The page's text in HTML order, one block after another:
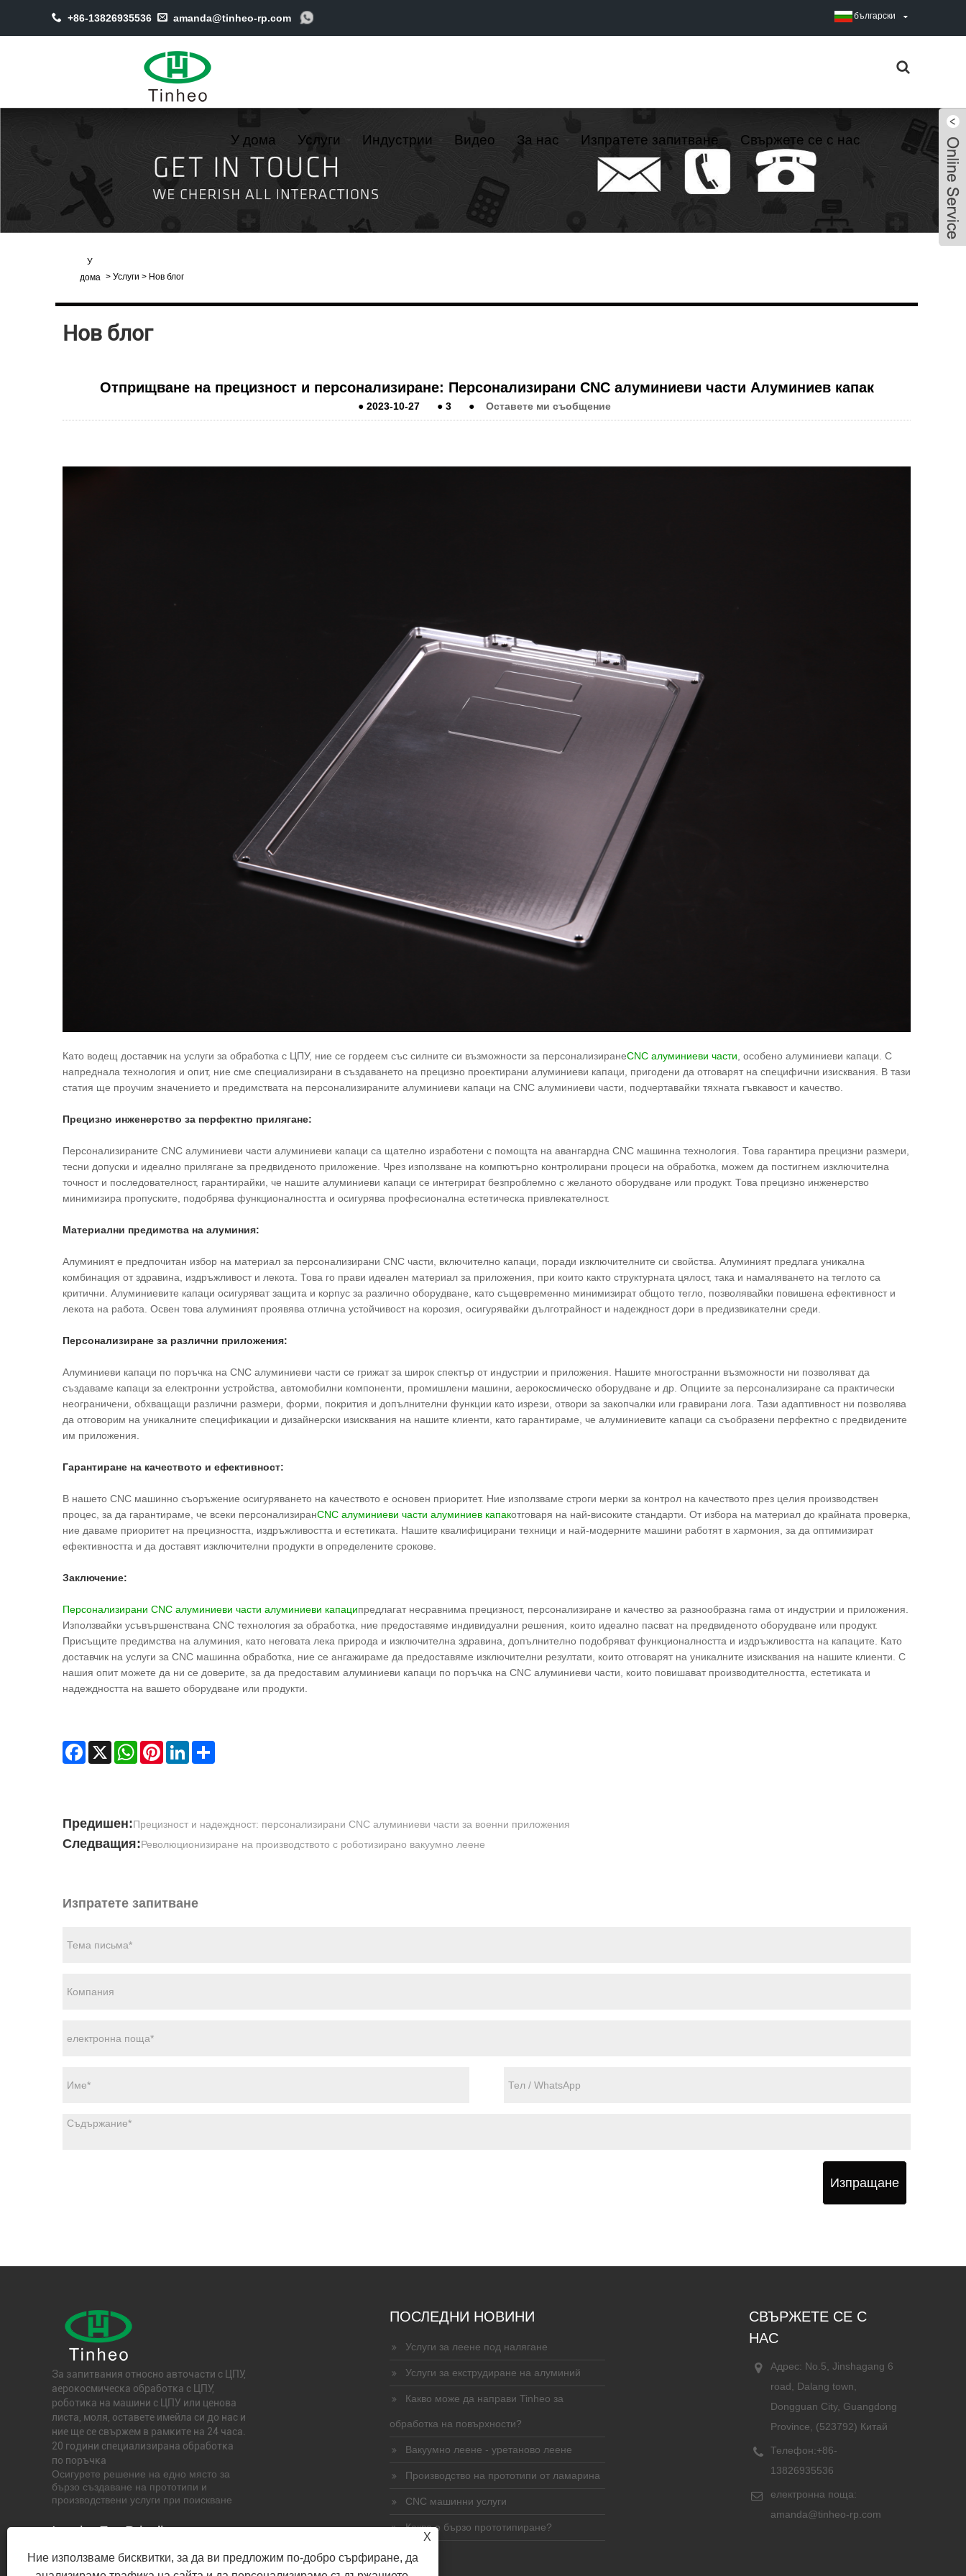
+86-13826935536 amanda@tinheo-rp.com български
У дома Услуги Индустрии Видео За нас Изпратете запитване Свържете се с нас
У
дома > Услуги > Нов блог
Нов блог
Отприщване на прецизност и персонализиране: Персонализирани CNC алуминиеви части Алуминиев капак
●2023-10-27 ●3 ● Оставете ми съобщение
Като водещ доставчик на услуги за обработка с ЦПУ, ние се гордеем със силните си възможности за персонализиранеCNC алуминиеви части , особено алуминиеви капаци. С
напреднала технология и опит, ние сме специализирани в създаването на прецизно проектирани алуминиеви капаци, пригодени да отговарят на специфични изисквания. В тази
статия ще проучим значението и предимствата на персонализираните алуминиеви капаци на CNC алуминиеви части, подчертавайки тяхната гъвкавост и качество.
Прецизно инженерство за перфектно прилягане:
Персонализираните CNC алуминиеви части алуминиеви капаци са щателно изработени с помощта на авангардна CNC машинна технология. Това гарантира прецизни размери,
тесни допуски и идеално прилягане за предвиденото приложение. Чрез използване на компютърно контролирани процеси на обработка, можем да постигнем изключителна
точност и последователност, гарантирайки, че нашите алуминиеви капаци се интегрират безпроблемно с желаното оборудване или продукт. Това прецизно инженерство
минимизира пропуските, подобрява функционалността и осигурява професионална естетическа привлекателност.
Материални предимства на алуминия:
Алуминият е предпочитан избор на материал за персонализирани CNC части, включително капаци, поради изключителните си свойства. Алуминият предлага уникална
комбинация от здравина, издръжливост и лекота. Това го прави идеален материал за приложения, при които както структурната цялост, така и намаляването на теглото са
критични. Алуминиевите капаци осигуряват защита и корпус за различно оборудване, като същевременно минимизират общото тегло, позволявайки повишена ефективност и
лекота на работа. Освен това алуминият проявява отлична устойчивост на корозия, осигурявайки дълготрайност и надеждност дори в предизвикателни среди.
Персонализиране за различни приложения:
Алуминиеви капаци по поръчка на CNC алуминиеви части се грижат за широк спектър от индустрии и приложения. Нашите многостранни възможности ни позволяват да
създаваме капаци за електронни устройства, автомобилни компоненти, промишлени машини, аерокосмическо оборудване и др. Опциите за персонализиране са практически
неограничени, обхващащи различни размери, форми, покрития и допълнителни функции като изрези, отвори за закопчалки или гравирани лога. Тази адаптивност ни позволява
да отговорим на уникалните спецификации и дизайнерски изисквания на нашите клиенти, като гарантираме, че алуминиевите капаци са съобразени перфектно с предвидените
им приложения.
Гарантиране на качеството и ефективност:
В нашето CNC машинно съоръжение осигуряването на качеството е основен приоритет. Ние използваме строги мерки за контрол на качеството през целия производствен
процес, за да гарантираме, че всеки персонализиранCNC алуминиеви части алуминиев капакотговаря на най-високите стандарти. От избора на материал до крайната проверка,
ние даваме приоритет на прецизността, издръжливостта и естетиката. Нашите квалифицирани техници и най-модерните машини работят в хармония, за да оптимизират
ефективността и да доставят изключителни продукти в определените срокове.
Заключение:
Персонализирани CNC алуминиеви части алуминиеви капаципредлагат несравнима прецизност, персонализиране и качество за разнообразна гама от индустрии и приложения.
Използвайки усъвършенствана CNC технология за обработка, ние предоставяме индивидуални решения, които идеално пасват на предвиденото оборудване или продукт.
Присъщите предимства на алуминия, като неговата лека природа и изключителна здравина, допълнително подобряват функционалността и издръжливостта на капаците. Като
доставчик на услуги за CNC машинна обработка, ние се ангажираме да предоставяме изключителни резултати, които отговарят на уникалните изисквания на нашите клиенти. С
нашия опит можете да ни се доверите, за да предоставим алуминиеви капаци по поръчка на CNC алуминиеви части, които повишават производителността, естетиката и
надеждността на вашето оборудване или продукти.
Facebook
X WhatsAppPinterestLinkedIn
Предишен:Прецизност и надеждност: персонализирани CNC алуминиеви части за военни приложения
Следващия:Революционизиране на производството с роботизирано вакуумно леене
Изпратете запитване
Изпращане
За запитвания относно авточасти с ЦПУ,
аерокосмическа обработка с ЦПУ,
роботика на машини с ЦПУ или ценова
листа, моля, оставете имейла си до нас и
ние ще се свържем в рамките на 24 часа.
20 години специализирана обработка
по поръчка
Осигурете решение на едно място за
бързо създаване на прототипи и
производствени услуги при поискване
Inquiry For Pricelist
ПОСЛЕДНИ НОВИНИ
Услуги за леене под налягане
Услуги за екструдиране на алуминий
Какво може да направи Tinheo за
обработка на повърхности?
Вакуумно леене - уретаново леене
Производство на прототипи от ламарина
CNC машинни услуги
Какво е бързо прототипиране?
СВЪРЖЕТЕ СЕ С
НАС
Адрес: No.5, Jinshagang 6
road, Dalang town,
Dongguan City, Guangdong
Province, (523792) Китай
Телефон:+86-
13826935536
електронна поща:
amanda@tinheo-rp.com
X
Ние използваме бисквитки, за да ви предложим по-добро сърфиране, да